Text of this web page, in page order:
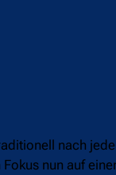
nach
nun auf